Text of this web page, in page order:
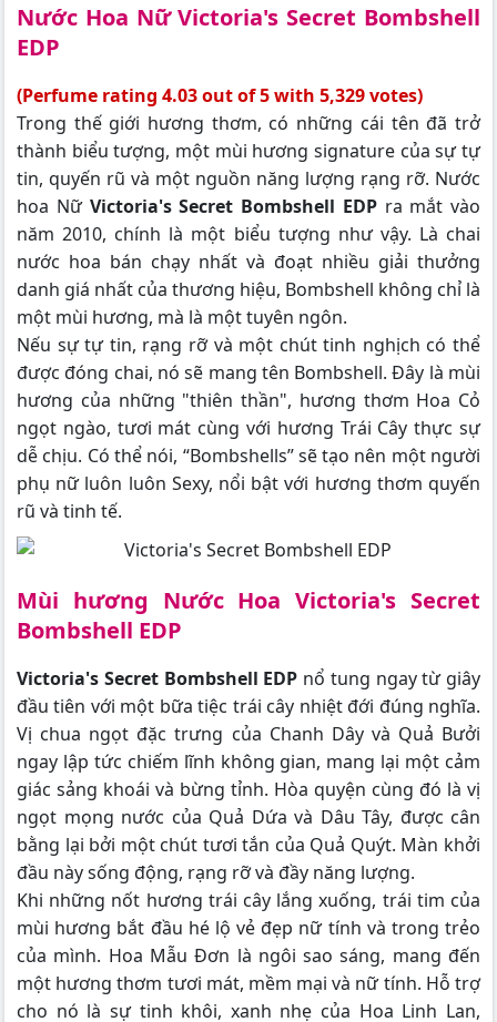
Nước Hoa Nữ Victoria's Secret Bombshell
EDP
(Perfume rating 4.03 out of 5 with 5,329 votes)
Trong thế giới hương thơm, có những cái tên đã trở
thành biểu tượng, một mùi hương signature của sự tự
tin, quyến rũ và một nguồn năng lượng rạng rỡ. Nước
hoa Nữ Victoria's Secret Bombshell EDPra mắt vào
năm 2010, chính là một biểu tượng như vậy. Là chai
nước hoa bán chạy nhất và đoạt nhiều giải thưởng
danh giá nhất của thương hiệu, Bombshell không chỉ là
một mùi hương, mà là một tuyên ngôn.
Nếu sự tự tin, rạng rỡ và một chút tinh nghịch có thể
được đóng chai, nó sẽ mang tên Bombshell. Đây là mùi
hương của những "thiên thần", hương thơm Hoa Cỏ
ngọt ngào, tươi mát cùng với hương Trái Cây thực sự
dễ chịu. Có thể nói, “Bombshells” sẽ tạo nên một người
phụ nữ luôn luôn Sexy, nổi bật với hương thơm quyến
rũ và tinh tế.
Mùi hương Nước Hoa Victoria's Secret
Bombshell EDP
Victoria's Secret Bombshell EDP nổ tung ngay từ giây
đầu tiên với một bữa tiệc trái cây nhiệt đới đúng nghĩa.
Vị chua ngọt đặc trưng của Chanh Dây và Quả Bưởi
ngay lập tức chiếm lĩnh không gian, mang lại một cảm
giác sảng khoái và bừng tỉnh. Hòa quyện cùng đó là vị
ngọt mọng nước của Quả Dứa và Dâu Tây, được cân
bằng lại bởi một chút tươi tắn của Quả Quýt. Màn khởi
đầu này sống động, rạng rỡ và đầy năng lượng.
Khi những nốt hương trái cây lắng xuống, trái tim của
mùi hương bắt đầu hé lộ vẻ đẹp nữ tính và trong trẻo
của mình. Hoa Mẫu Đơn là ngôi sao sáng, mang đến
một hương thơm tươi mát, mềm mại và nữ tính. Hỗ trợ
cho nó là sự tinh khôi, xanh nhẹ của Hoa Linh Lan,